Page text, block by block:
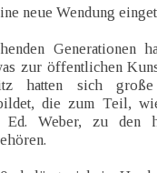
neue Wendung
Generationen
zur öffentlichen
hatten sich große
die zum Teil,
Ed. Weber, zu den